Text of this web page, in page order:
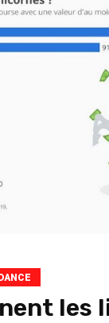
les